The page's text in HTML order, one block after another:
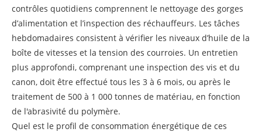
contrôles quotidiens comprennent le nettoyage des gorges
d’alimentation et l’inspection des réchauffeurs. Les tâches
hebdomadaires consistent à vérifier les niveaux d’huile de la
boîte de vitesses et la tension des courroies. Un entretien
plus approfondi, comprenant une inspection des vis et du
canon, doit être effectué tous les 3 à 6 mois, ou après le
traitement de 500 à 1 000 tonnes de matériau, en fonction
de l'abrasivité du polymère.
Quel est le profil de consommation énergétique de ces